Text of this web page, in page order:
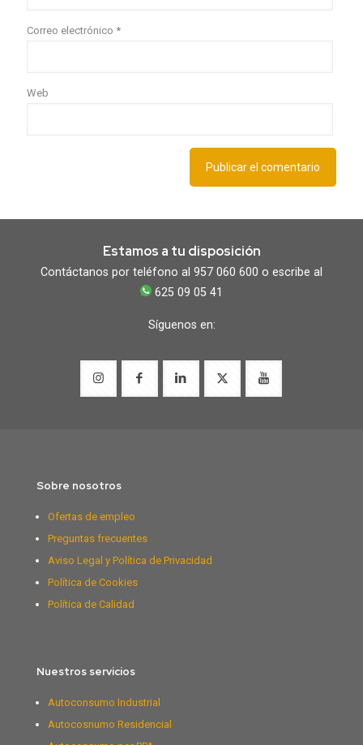
Correo electrónico *
Web
Estamos a tu disposición
Contáctanos por teléfono al 957 060 600 o escribe al
625 09 05 41
Síguenos en:
Sobre nosotros
Ofertas de empleo
Preguntas frecuentes
Aviso Legal y Política de Privacidad
Política de Cookies
Política de Calidad
Nuestros servicios
Autoconsumo Industrial
Autocosnumo Residencial